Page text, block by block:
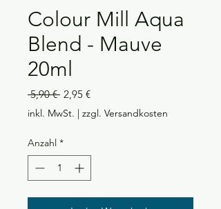
Colour Mill Aqua
Blend - Mauve
20ml
5,90 € Standardpreis
2,95 €Sale-
Preis
inkl. MwSt. | zzgl. Versandkosten
Anzahl *